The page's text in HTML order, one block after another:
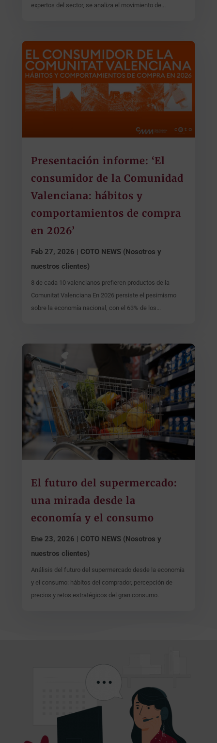
expertos del sector, se analiza el movimiento de...
Presentación informe: ‘El
consumidor de la Comunidad
Valenciana: hábitos y
comportamientos de compra
en 2026’
Feb 27, 2026 | COTO NEWS (Nosotros y
nuestros clientes)
8 de cada 10 valencianos prefieren productos de la
Comunitat Valenciana En 2026 persiste el pesimismo
sobre la economía nacional, con el 63% de los...
El futuro del supermercado:
una mirada desde la
economía y el consumo
Ene 23, 2026
COTO NEWS (Nosotros y
nuestros clientes)
Análisis del futuro del supermercado desde la economía
y el consumo: hábitos del comprador, percepción de
precios y retos estratégicos del gran consumo.